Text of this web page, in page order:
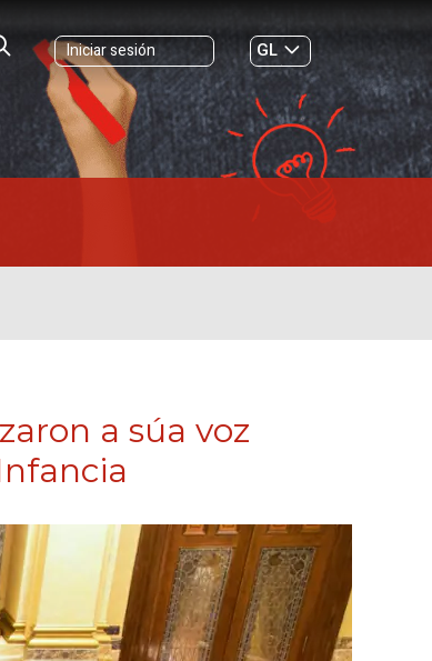
Iniciar sesión
GL
ES|
a súa voz